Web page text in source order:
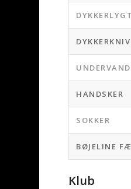
DYKKERKNIV
HANDSKER
SOKKER
BØJELINE
Klub